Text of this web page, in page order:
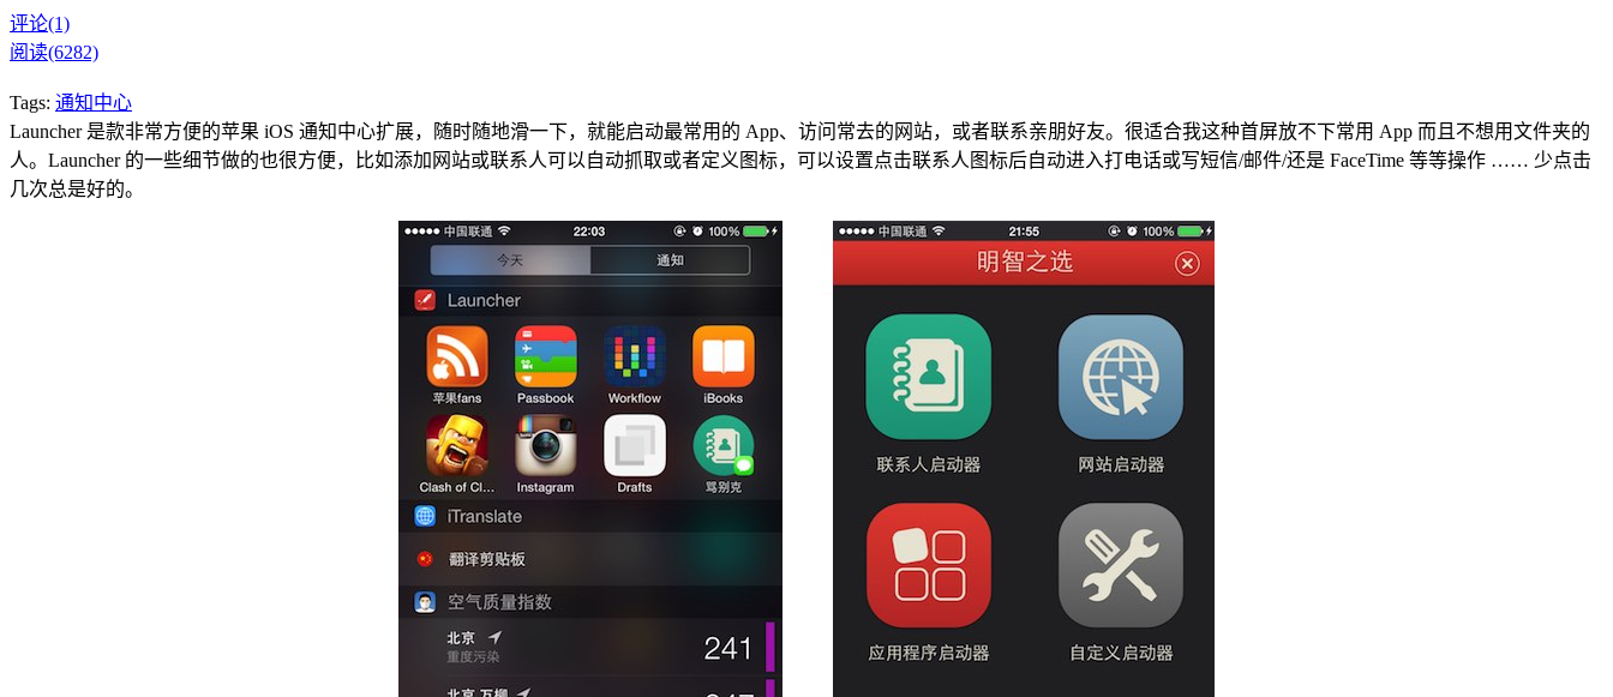
评论(1)
阅读(6282)
Tags: 通知中心
Launcher 是款非常方便的苹果 iOS 通知中心扩展，随时随地滑一下，就能启动最常用的 App、访问常去的网站，或者联系亲朋好友。很适合我这种首屏放不下常用 App 而且不想用文件夹的
人。Launcher 的一些细节做的也很方便，比如添加网站或联系人可以自动抓取或者定义图标，可以设置点击联系人图标后自动进入打电话或写短信/邮件/还是 FaceTime 等等操作 …… 少点击
几次总是好的。